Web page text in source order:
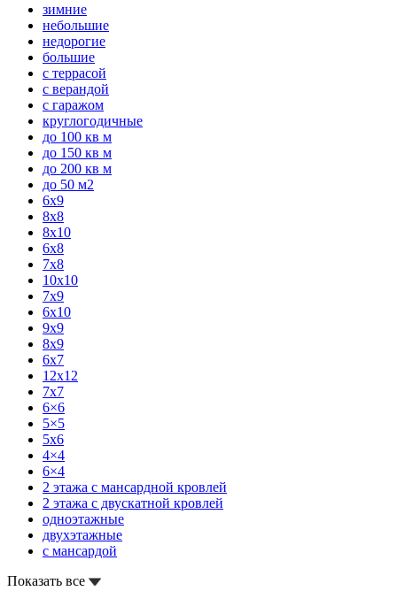
зимние
небольшие
недорогие
большие
с террасой
с верандой
с гаражом
круглогодичные
до 100 кв м
до 150 кв м
до 200 кв м
до 50 м2
6x9
8x8
8x10
6x8
7x8
10x10
7x9
6x10
9x9
8x9
6x7
12x12
7х7
6×6
5×5
5x6
4×4
6×4
2 этажа с мансардной кровлей
2 этажа с двускатной кровлей
одноэтажные
двухэтажные
с мансардой
Показать все